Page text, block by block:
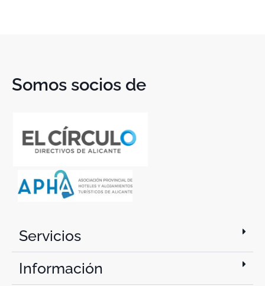
Somos socios de
Servicios
Información